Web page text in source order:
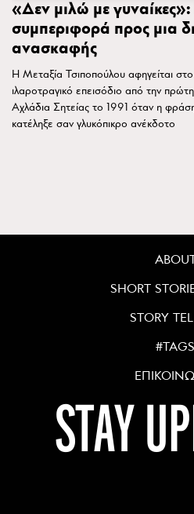
«Δεν μιλώ με γυναίκες»:
συμπεριφορά προς μια
ανασκαφής
Η Μεταξία Τσιποπούλου αφηγείται
ιλαροτραγικό επεισόδιο από την
Αχλάδια Σητείας το 1991 όταν η
κατέληξε σαν γλυκόπικρο ανέκδοτο
ABOUT
SHORT
STORY
#TAGS
STAY